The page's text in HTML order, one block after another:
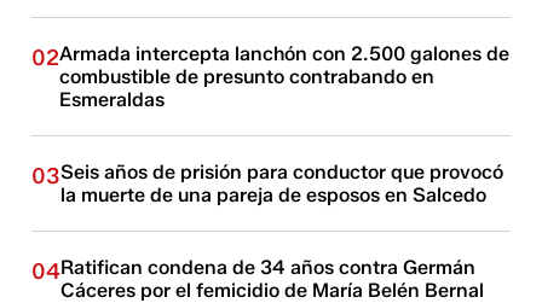
02Armada intercepta lanchón con 2.500 galones de
combustible de presunto contrabando en
Esmeraldas
03Seis años de prisión para conductor que provocó
la muerte de una pareja de esposos en Salcedo
04Ratifican condena de 34 años contra Germán
Cáceres por el femicidio de María Belén Bernal